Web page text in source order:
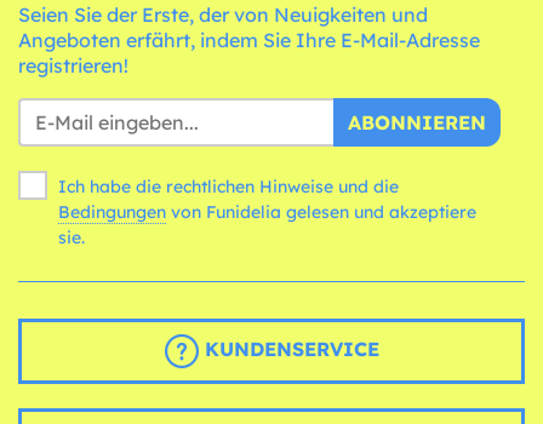
Seien Sie der Erste, der von Neuigkeiten und
Angeboten erfährt, indem Sie Ihre E-Mail-Adresse
registrieren!
ABONNIEREN
Ich habe die rechtlichen Hinweise und die
Bedingungen
sie.
KUNDENSERVICE